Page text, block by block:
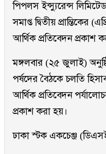
পিপলস ইন্স্যুরেন্স
সমাপ্ত দ্বিতীয় প্রান্তিকের
আর্থিক প্রতিবেদন প্রকাশ
মঙ্গলবার (২৫ জুলাই)
পর্ষদের বৈঠকে চলতি
আর্থিক প্রতিবেদন
প্রকাশ করা হয়।
ঢাকা স্টক একচেঞ্জ